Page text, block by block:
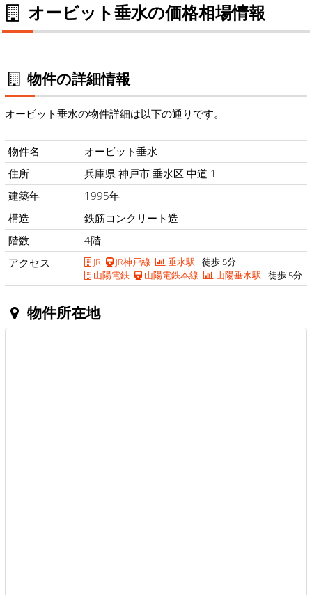
オービット垂水の価格相場情報
物件の詳細情報
オービット垂水の物件詳細は以下の通りです。
物件名
オービット垂水
住所
兵庫県 神戸市 垂水区 中道 1
建築年
1995年
構造
鉄筋コンクリート造
階数
4階
アクセス
JR JR神戸線 垂水駅 徒歩 5分
山陽電鉄
山陽電鉄本線 山陽垂水駅 徒歩 5分
物件所在地